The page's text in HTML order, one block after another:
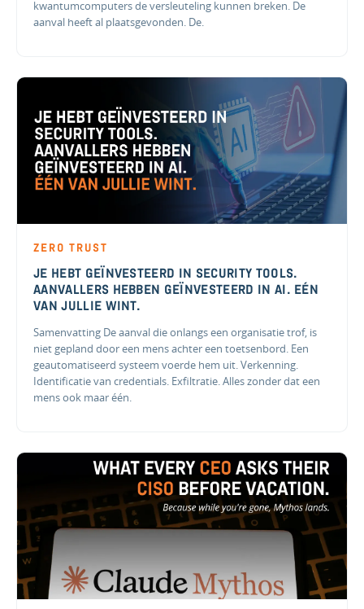
kwantumcomputers de versleuteling kunnen breken. De
aanval heeft al plaatsgevonden. De.
ZERO TRUST
JE HEBT GEÏNVESTEERD IN SECURITY TOOLS.
AANVALLERS HEBBEN GEÏNVESTEERD IN AI. EÉN
VAN JULLIE WINT.
Samenvatting De aanval die onlangs een organisatie trof, is
niet gepland door een mens achter een toetsenbord. Een
geautomatiseerd systeem voerde hem uit. Verkenning.
Identificatie van credentials. Exfiltratie. Alles zonder dat een
mens ook maar één.